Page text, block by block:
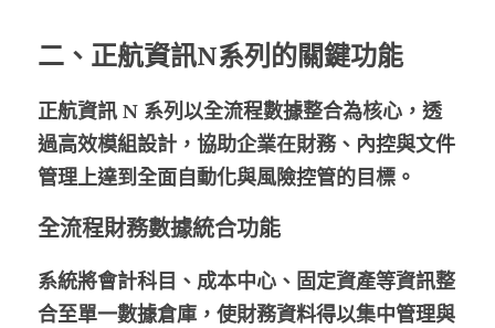
二、正航資訊N系列的關鍵功能
正航資訊 N 系列以全流程數據整合為核心，透
過高效模組設計，協助企業在財務、內控與文件
管理上達到全面自動化與風險控管的目標。
全流程財務數據統合功能
系統將會計科目、成本中心、固定資產等資訊整
合至單一數據倉庫，使財務資料得以集中管理與